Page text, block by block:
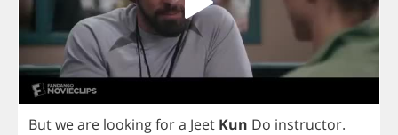
Butweare lookingfora Jeet Kun Do instructor.